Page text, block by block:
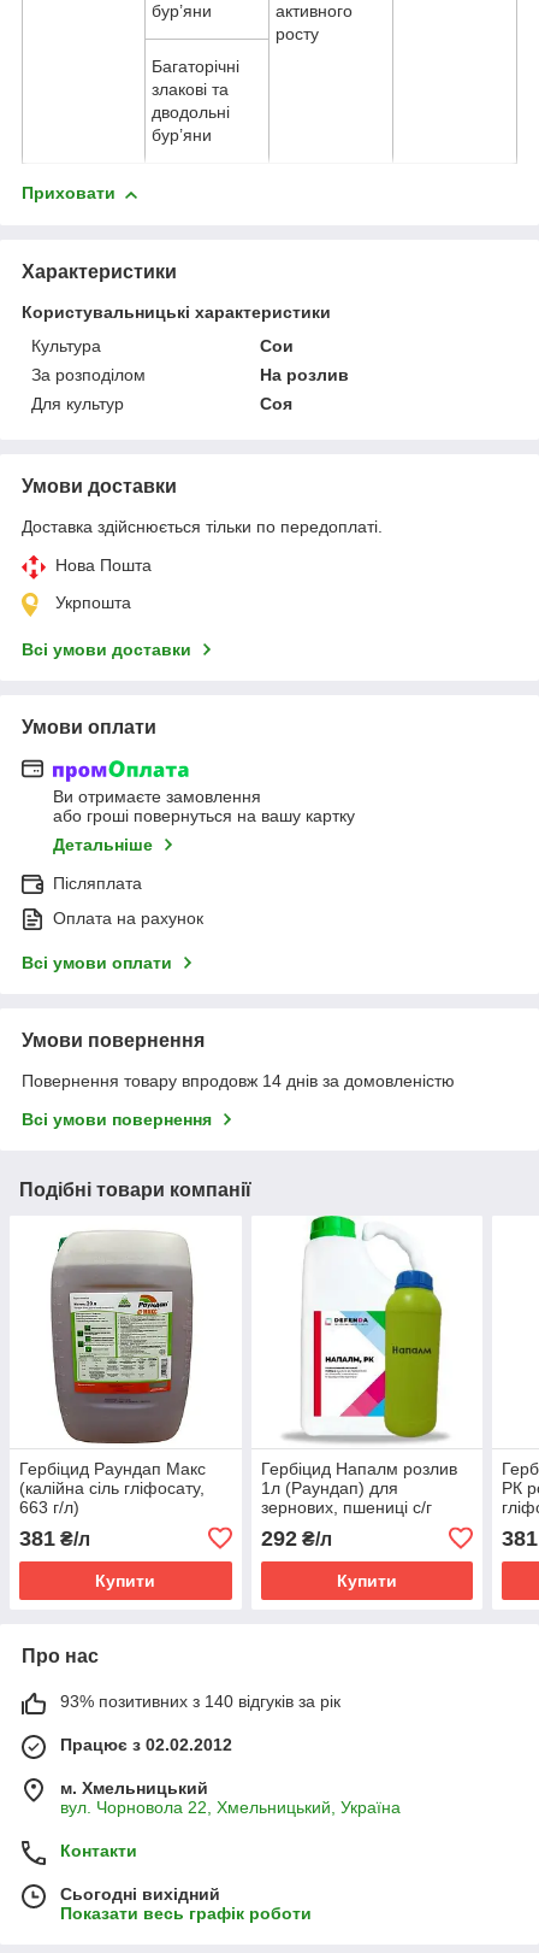
бур’яни
активного
росту
Багаторічні
злакові та
дводольні
бур’яни
Приховати
Характеристики
Користувальницькі характеристики
Культура
Сои
За розподілом
На розлив
Для культур
Соя
Умови доставки
Доставка здійснюється тільки по передоплаті.
Нова Пошта
Укрпошта
Всі умови доставки
Умови оплати
Ви отримаєте замовлення
або гроші повернуться на вашу картку
Детальніше
Післяплата
Оплата на рахунок
Всі умови оплати
Умови повернення
Повернення товару впродовж 14 днів за домовленістю
Всі умови повернення
Подібні товари компанії
Гербіцид Раундап Макс
(калійна сіль гліфосату,
663 г/л)
381 ₴/л
Купити
Гербіцид Напалм розлив
1л (Раундап) для
зернових, пшениці с/г
культур (ізопропіламінна
сіль гліфосату, 480 г/л)
292₴/л
Купити
РК
381
Про нас
93% позитивних з 140 відгуків за рік
Працює з 02.02.2012
м. Хмельницький
вул. Чорновола 22, Хмельницький, Україна
Контакти
Сьогодні вихідний
Показати весь графік роботи